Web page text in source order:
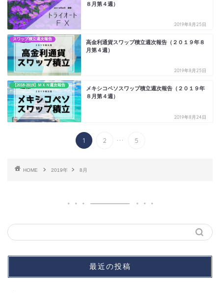
８月第４週）
2019年8月25日
スワップ積立週次報告
高金利通貨スワップ積立週次報告（２０１９年８
月第４週）
2019年8月25日
【2018-2019】ＭＸＮ週次報告
メキシコペソスワップ積立週次報告（２０１９年
８月第４週）
2019年8月24日
1 2 ... 5
HOME 2019年 8月
最近の投稿